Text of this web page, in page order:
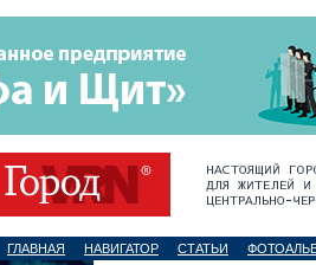
ГЛАВНАЯ НАВИГАТОР СТАТЬИ